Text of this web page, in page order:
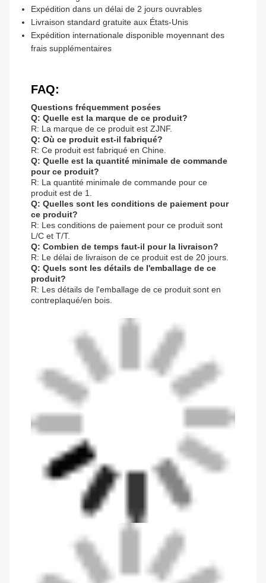
Expédition dans un délai de 2 jours ouvrables
Livraison standard gratuite aux États-Unis
Expédition internationale disponible moyennant des
frais supplémentaires
FAQ:
Questions fréquemment posées
Q: Quelle est la marque de ce produit?
R: La marque de ce produit est ZJNF.
Q: Où ce produit est-il fabriqué?
R: Ce produit est fabriqué en Chine.
Q: Quelle est la quantité minimale de commande
pour ce produit?
R: La quantité minimale de commande pour ce
produit est de 1.
Q: Quelles sont les conditions de paiement pour
ce produit?
R: Les conditions de paiement pour ce produit sont
L/C et T/T.
Q: Combien de temps faut-il pour la livraison?
R: Le délai de livraison de ce produit est de 20 jours.
Q: Quels sont les détails de l'emballage de ce
produit?
R: Les détails de l'emballage de ce produit sont en
contreplaqué/en bois.